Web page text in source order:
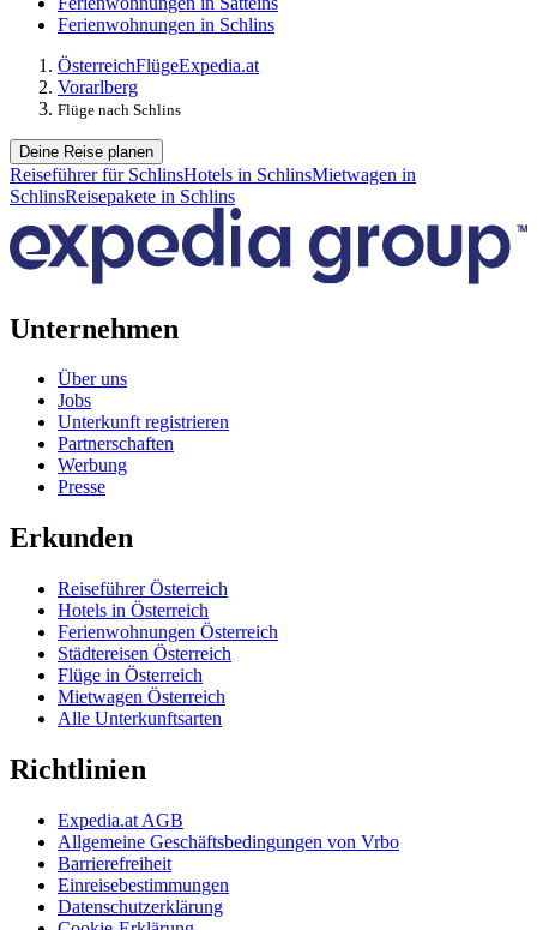
Ferienwohnungen in Schlins
ÖsterreichFlügeExpedia.at
Vorarlberg
Flüge nach Schlins
Deine Reise planen
Reiseführer für SchlinsHotels in SchlinsMietwagen in
SchlinsReisepakete in Schlins
Unternehmen
Über uns
Jobs
Unterkunft registrieren
Partnerschaften
Werbung
Presse
Erkunden
Reiseführer Österreich
Hotels in Österreich
Ferienwohnungen Österreich
Städtereisen Österreich
Flüge in Österreich
Mietwagen Österreich
Alle Unterkunftsarten
Richtlinien
Expedia.at AGB
Allgemeine Geschäftsbedingungen von Vrbo
Barrierefreiheit
Einreisebestimmungen
Datenschutzerklärung